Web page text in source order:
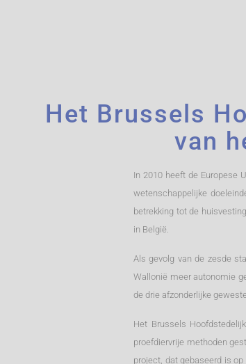
Het Brussels
van
In 2010 heeft de Europese
wetenschappelijke
betrekking tot de
in België.
Als gevolg van de zesde
Wallonië meer autonomie
de drie afzonderlijke
Het Brussels
proefdiervrije methoden
project, dat gebaseerd is